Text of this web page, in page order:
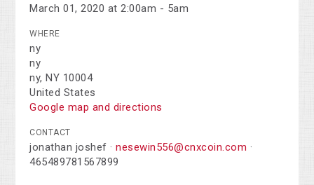
March 01, 2020 at 2:00am - 5am
WHERE
ny
ny
ny, NY 10004
United States
Google map and directions
CONTACT
jonathan joshef ·nesewin556@cnxcoin.com ·
465489781567899